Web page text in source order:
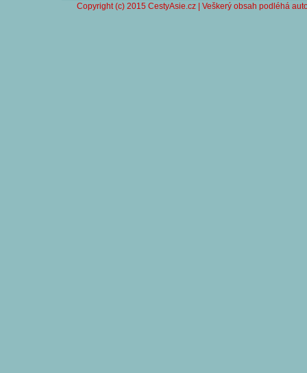
Copyright (c) 2015 CestyAsie.cz | Veškerý obsah podléhá